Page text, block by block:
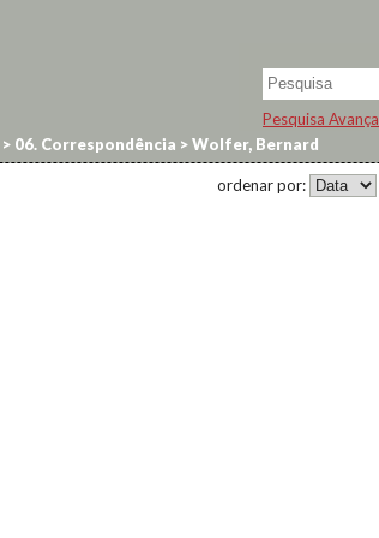
Pesquisa
> 06. Correspondência >Wolfer, Bernard
ordenar por: